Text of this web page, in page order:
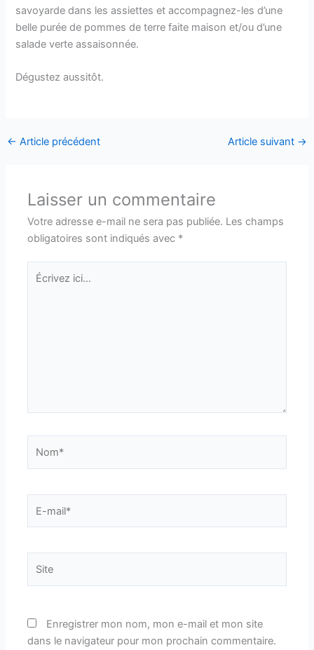
savoyarde dans les assiettes et accompagnez-les d’une
belle purée de pommes de terre faite maison et/ou d’une
salade verte assaisonnée.
Dégustez aussitôt.
← Article précédent Article suivant →
Laisser un commentaire
Votre adresse e-mail ne sera pas publiée. Les champs
obligatoires sont indiqués avec *
Écrivez
mail*
Enregistrer mon nom, mon e-mail et mon site
dans le navigateur pour mon prochain commentaire.